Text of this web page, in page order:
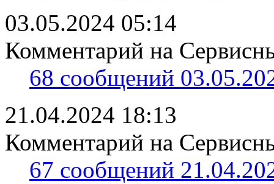
03.05.2024 05:14
Комментарий на
68 сообщений
21.04.2024 18:13
Комментарий на
67 сообщений